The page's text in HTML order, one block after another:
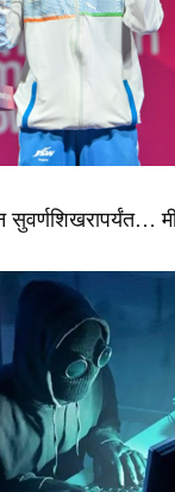
सुवर्णशिखरापर्यंत…